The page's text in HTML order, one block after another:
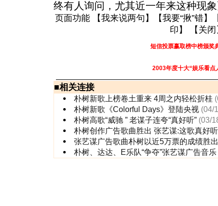
终有人询问，尤其近一年来这种现
页面功能 【我来说两句 】【我要“揪”错】
印 】 【 关闭
短信投票赢取榜中榜颁奖
2003年度十大“娱乐看点
■相关连接
朴树新歌上榜卷土重来 4周之内轻松折桂
朴树新歌《Colorful Days》登陆央视 (04/
朴树高歌“威驰 ” 老谋子连夸“真好听” (03/
朴树创作广告歌曲胜出 张艺谋:这歌真
张艺谋广告歌曲朴树以近5万票的成绩胜
朴树、达达、E乐队“争夺”张艺谋广告音乐